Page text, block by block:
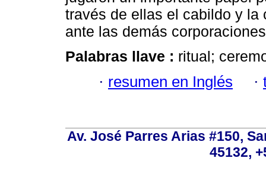
través de ellas el cabildo y la
ante las demás
Palabras llave : ritual;
· resumen en Inglés ·
Av. José Parres Arias #150,
45132,